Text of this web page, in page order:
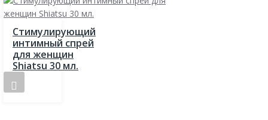
Стимулирующий
интимный спрей
для женщин
Shiatsu 30 мл.